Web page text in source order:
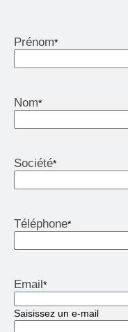
Prénom*
Nom*
Société*
Téléphone*
Email*
Saisissez un e-mail